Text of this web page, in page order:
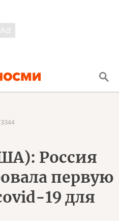
3344
Россия
первую
19 для